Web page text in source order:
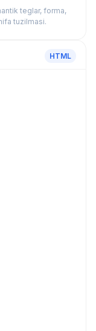
teglar, forma,
tuzilmasi.
HTML